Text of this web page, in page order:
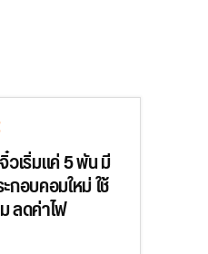
เริ่มแค่ 5 พัน มี
กอบคอมใหม่ ใช้
ลดค่าไฟ